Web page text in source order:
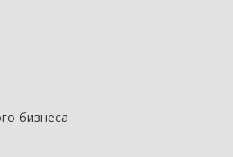
бизнеса